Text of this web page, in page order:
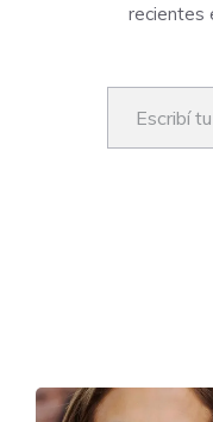
recientes
Escribí tu correo electrónico…